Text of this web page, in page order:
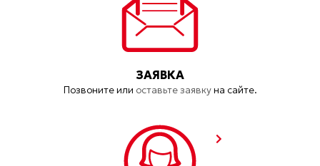
ЗАЯВКА
Позвоните или оставьте заявкуна сайте.